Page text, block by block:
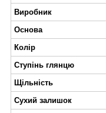
Виробник
Основа
Колір
Ступінь глянцю
Щільність
Сухий залишок